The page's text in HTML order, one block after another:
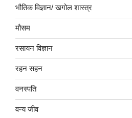
भौतिक विज्ञान/ खगोल शास्त्र
मौसम
रसायन विज्ञान
रहन सहन
वनस्पति
वन्य जीव